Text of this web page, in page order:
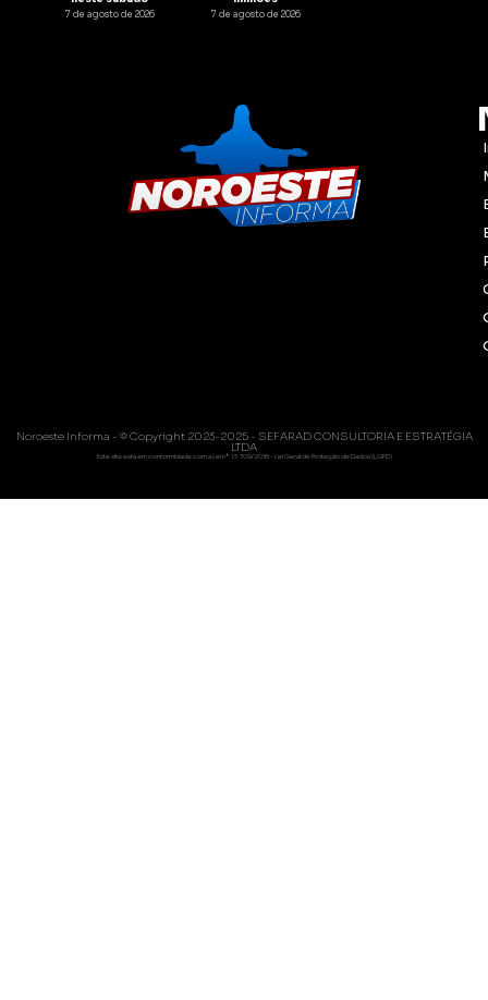
7 de agosto de 2026 7 de agosto de 2026
Noroeste Informa - © Copyright 2023-2025 - SEFARAD CONSULTORIA E ESTRATÉGIA
LTDA
Este site está em conformidade com a Lei nº 13.709/2018 - Lei Geral de Proteção de Dados (LGPD)